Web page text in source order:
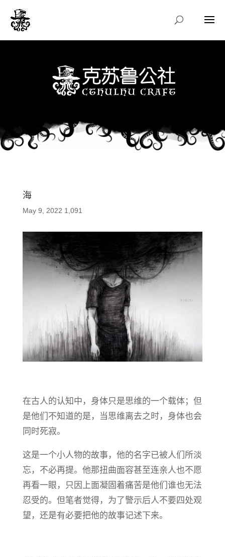
海
May 9, 2022 1,091
在古人的认知中，身体只是思维的一个载体；但
是他们不知道的是，当思维离去之时，身体也会
同时死寂。
这是一个小人物的故事，他的名字已被人们所淡
忘，不必再提。他那扭曲面容甚至连亲人也不愿
再看一眼，只因上面凝固着痛苦是他们谁也无法
忍受的。但笔者觉得，为了警示后人不要四处观
望，还是有必要把他的故事记述下来。